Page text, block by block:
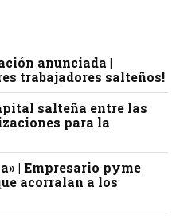
anunciada |
trabajadores salteños!
salteña entre las
para la
| Empresario pyme
acorralan a los